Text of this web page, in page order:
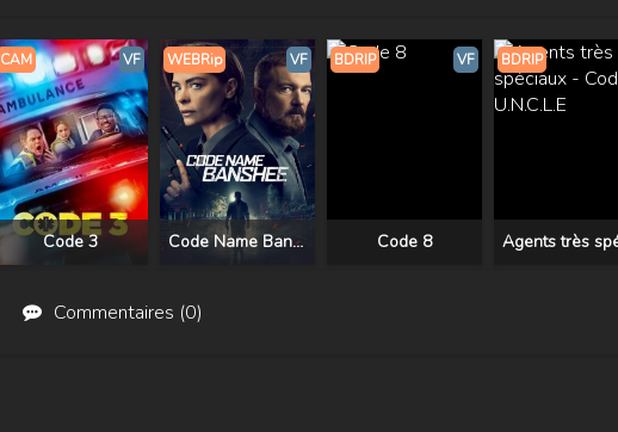
Code 3
CAM VF
Code Name Banshee
WEBRip VF
Code 8
BDRIP VF BDRIP
Commentaires (0)